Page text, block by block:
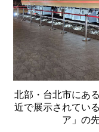
北部・台北市にあ
近で展示されてい
ア」の